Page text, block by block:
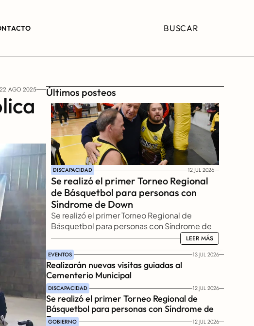
BUSCAR
22 AGO 2025 Últimos posteos
DISCAPACIDAD 12 JUL 2026
Se realizó el primer Torneo Regional
de Básquetbol para personas con
Síndrome de Down
Se realizó el primer Torneo Regional de
Básquetbol para personas con Síndrome de
Down
LEER MÁS
LEER MÁS
EVENTOS 13 JUL 2026
Realizarán nuevas visitas guiadas al
Cementerio Municipal
DISCAPACIDAD 12 JUL 2026
Se realizó el primer Torneo Regional de
Básquetbol para personas con Síndrome de
Down
GOBIERNO 12 JUL 2026